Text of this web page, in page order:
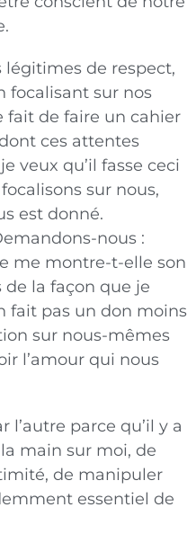
légitimes de respect,
focalisant sur nos
fait de faire un cahier
ces attentes
veux qu’il fasse ceci
sur nous,
est donné.
nous :
me montre-t-elle son
la façon que je
fait pas un don moins
sur nous-mêmes
l’amour qui nous
l’autre parce qu’il y a
main sur moi, de
de manipuler
essentiel de